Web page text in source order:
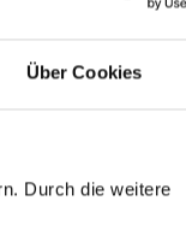
Über Cookies
Durch die weitere